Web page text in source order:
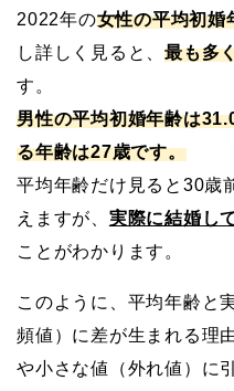
2022年の女性の平均初婚
し詳しく見ると、最も多
す。
男性の平均初婚年齢は
る年齢は27歳です。
平均年齢だけ見ると30歳
えますが、 実際に結婚し
ことがわかります。
このように、平均年齢と
頻値）に差が生まれる理
や小さな値（外れ値）に